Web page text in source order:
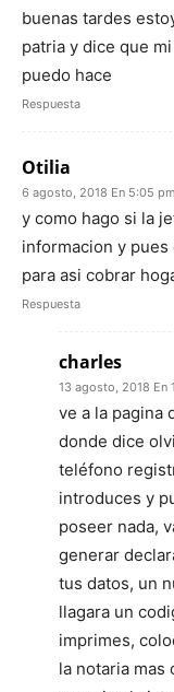
buenas tardes
patria y dice que
puedo hace
Respuesta
Otilia
6 agosto, 2018 En 5:05 pm
y como hago si la
informacion y
para asi cobrar
Respuesta
charles
13 agosto, 2018 En
ve a la pagina
donde dice
teléfono
introduces y
poseer nada,
generar
tus datos, un
llagara un
imprimes,
la notaria mas